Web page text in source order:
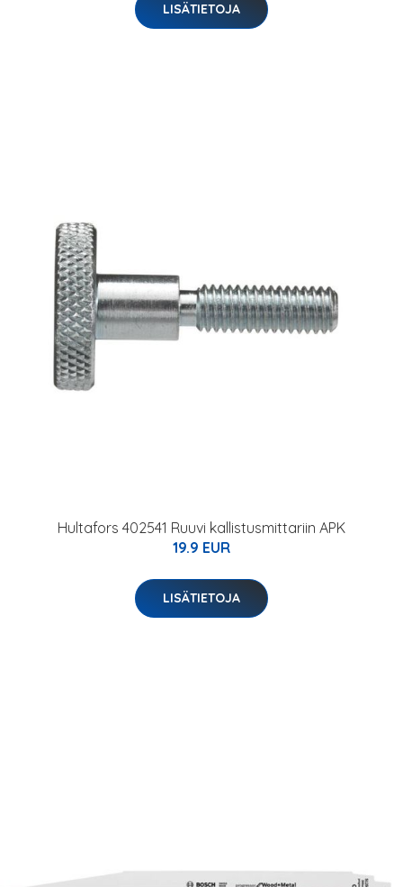
LISÄTIETOJA
Hultafors 402541 Ruuvi kallistusmittariin APK
19.9 EUR
LISÄTIETOJA